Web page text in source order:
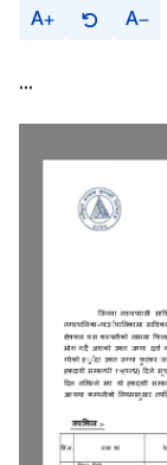
A A
...